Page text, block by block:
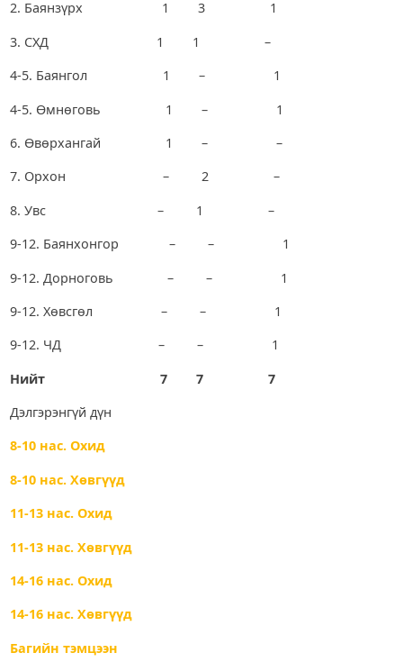
2. Баянзүрх 1 3 1
3. СХД 1 1 –
4-5. Баянгол 1 – 1
4-5. Өмнөговь 1 – 1
6. Өвөрхангай 1 – –
7. Орхон – 2 –
8. Увс – 1 –
9-12. Баянхонгор – – 1
9-12. Дорноговь – – 1
9-12. Хөвсгөл – – 1
9-12. ЧД – – 1
Нийт
7 7 7
Дэлгэрэнгүй дүн
8-10 нас. Охид
8-10 нас. Хөвгүүд
11-13 нас. Охид
11-13 нас. Хөвгүүд
14-16 нас. Охид
14-16 нас. Хөвгүүд
Багийн тэмцээн